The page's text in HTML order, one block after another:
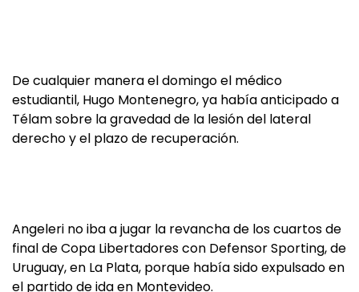
De cualquier manera el domingo el médico
estudiantil, Hugo Montenegro, ya había anticipado a
Télam sobre la gravedad de la lesión del lateral
derecho y el plazo de recuperación.
Angeleri no iba a jugar la revancha de los cuartos de
final de Copa Libertadores con Defensor Sporting, de
Uruguay, en La Plata, porque había sido expulsado en
el partido de ida en Montevideo.